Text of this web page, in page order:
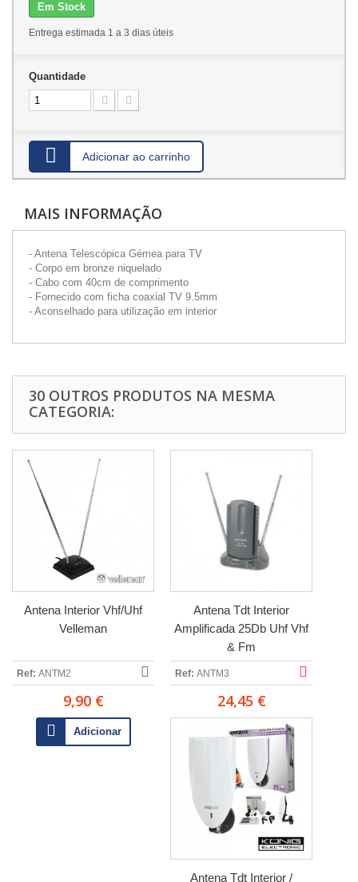
Em Stock
Entrega estimada 1 a 3 dias úteis
Quantidade
Adicionar ao carrinho
MAIS INFORMAÇÃO
- Antena Telescópica Gémea para TV
- Corpo em bronze niquelado
- Cabo com 40cm de comprimento
- Fornecido com ficha coaxial TV 9.5mm
- Aconselhado para utilização em interior
30 OUTROS PRODUTOS NA MESMA
CATEGORIA:
Antena Interior Vhf/Uhf
Velleman
Ref: ANTM2
9,90 €
Adicionar
Antena Tdt Interior
Amplificada 25Db Uhf Vhf
& Fm
Ref: ANTM3
24,45 €
Antena Tdt Interior /